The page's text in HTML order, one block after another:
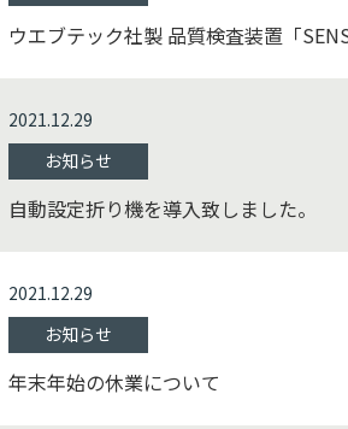
ウエブテック社製 品質検査装置「
2021.12.29
お知らせ
自動設定折り機を導入致しました。
2021.12.29
お知らせ
年末年始の休業について